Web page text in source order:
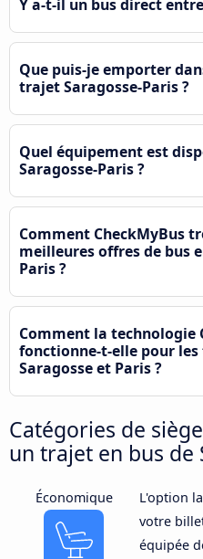
Y a-t-il un bus direct
Que puis-je emporter
trajet Saragosse-Paris ?
Quel équipement est
Saragosse-Paris ?
Comment CheckMyBus
meilleures offres de bus
Paris ?
Comment la technologie
fonctionne-t-elle pour
Saragosse et Paris ?
Catégories de
un trajet en bus de
Économique
L'option
votre
équipée